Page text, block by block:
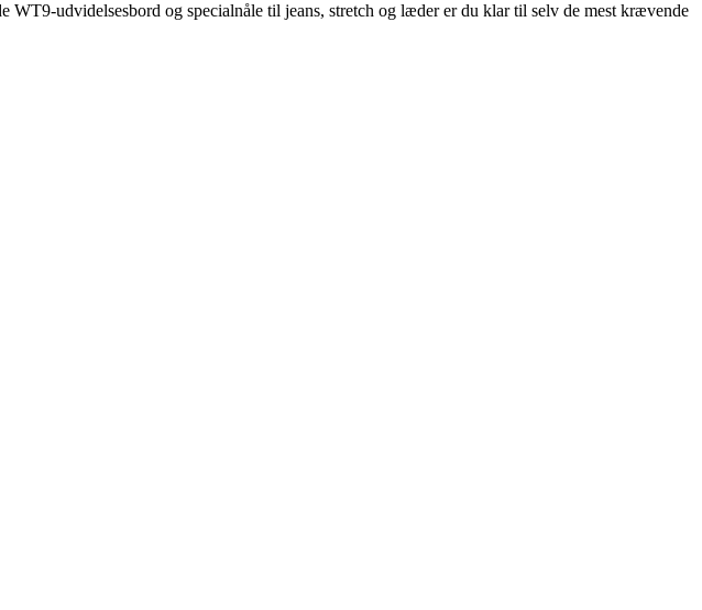
udvidelsesbord og specialnåle til jeans, stretch og læder er du klar til selv de mest krævende